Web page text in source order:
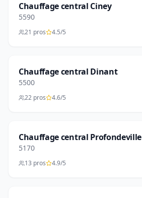
Chauffage central Ciney
5590
21 pros 4.5/5
Chauffage central Dinant
5500
22 pros 4.6/5
Chauffage central Profondeville
5170
13 pros 4.9/5